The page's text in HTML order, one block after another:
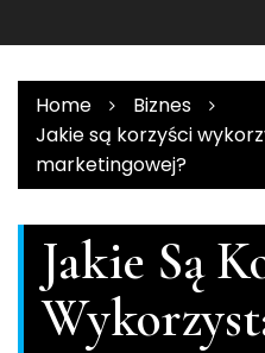
Home
Biznes
Jakie są korzyści
marketingowej?
Jakie Są